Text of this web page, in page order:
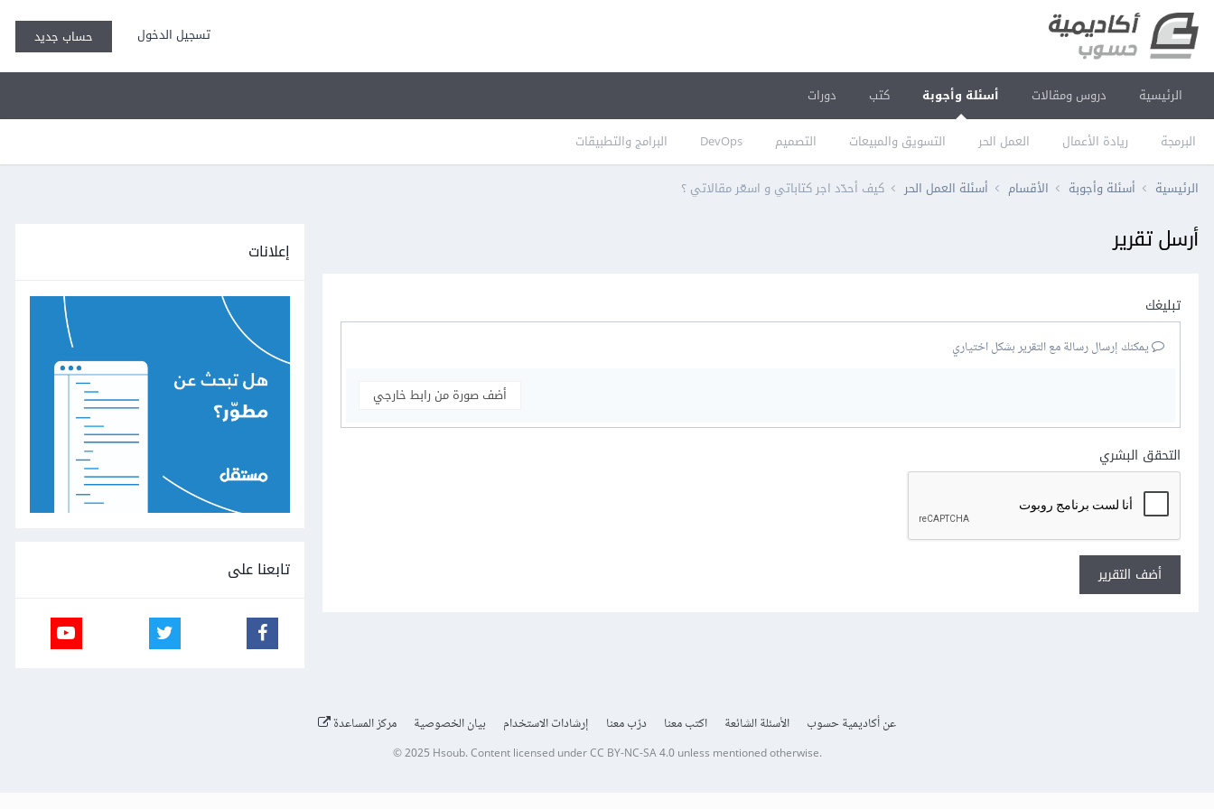
تسجيل الدخول حساب جديد
الرئيسية دروس ومقالات أسئلة وأجوبة
البرمجة ريادة الأعمال العمل الحر التسويق والمبيعات التصميم DevOps البرامج والتطبيقات
كتب دورات
الرئيسية أسئلة وأجوبة الأقسام أسئلة العمل الحر كيف أحدّد اجر كتاباتي و اسعّر مقالاتي ؟
أرسل تقرير
تبليغك
يمكنك إرسال رسالة مع التقرير بشكل اختياري
أضف صورة من رابط خارجي
التحقق البشري
أضف التقرير
إعلانات
تابعنا على
عن أكاديمية حسوب الأسئلة الشائعة اكتب معنا درّب معنا إرشادات الاستخدام بيان الخصوصية مركز المساعدة
© 2025 Hsoub.Content licensed underCC BY-NC-SA 4.0unless mentioned otherwise.